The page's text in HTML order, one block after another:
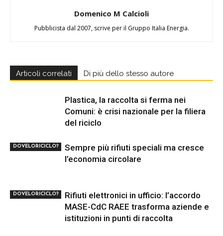
Domenico M Calcioli
Pubblicista dal 2007, scrive per il Gruppo Italia Energia.
Articoli correlati Di più dello stesso autore
DOVELORICICLO?
Plastica, la raccolta si ferma nei
Comuni: è crisi nazionale per la filiera
del riciclo
DOVELORICICLO?
Sempre più rifiuti speciali ma cresce
l’economia circolare
Rifiuti elettronici in ufficio: l’accordo
MASE-CdC RAEE trasforma aziende e
istituzioni in punti di raccolta